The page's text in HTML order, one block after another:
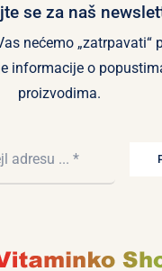
se za naš
nećemo „zatrpavati“
informacije o
proizvodima.